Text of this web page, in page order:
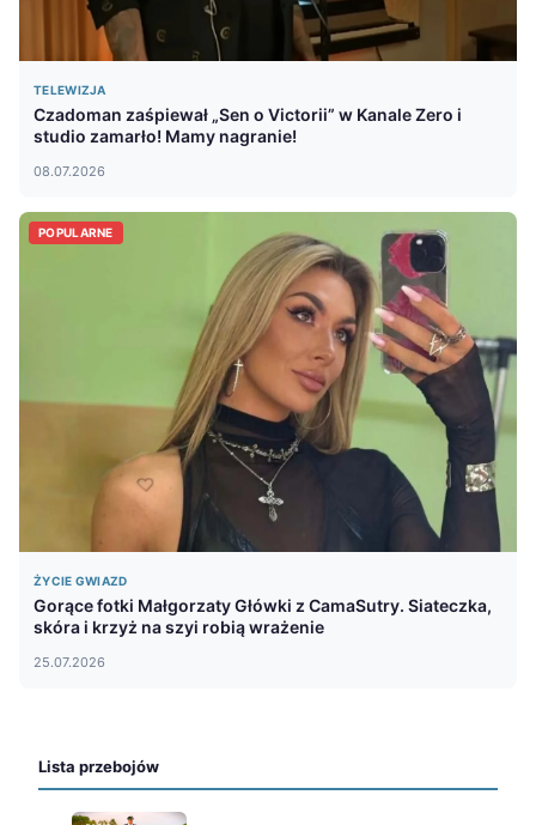
TELEWIZJA
Czadoman zaśpiewał „Sen o Victorii” w Kanale Zero i
studio zamarło! Mamy nagranie!
08.07.2026
POPULARNE
ŻYCIE GWIAZD
Gorące fotki Małgorzaty Główki z CamaSutry. Siateczka,
skóra i krzyż na szyi robią wrażenie
25.07.2026
Lista przebojów